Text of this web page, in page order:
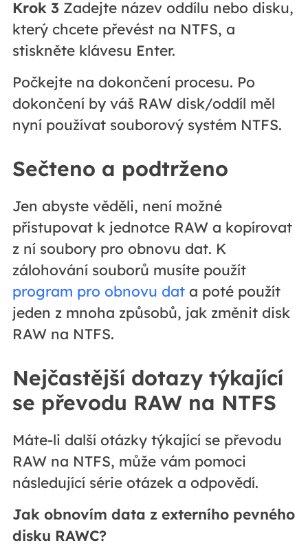
Krok 3Zadejte název oddílu nebo disku,
který chcete převést na NTFS, a
stiskněte klávesu Enter.
Počkejte na dokončení procesu. Po
dokončení by váš RAW disk/oddíl měl
nyní používat souborový systém NTFS.
Sečteno a podtrženo
Jen abyste věděli, není možné
přistupovat k jednotce RAW a kopírovat
z ní soubory pro obnovu dat. K
zálohování souborů musíte použít
program pro obnovu data poté použít
jeden z mnoha způsobů, jak změnit disk
RAW na NTFS.
Nejčastější dotazy týkající
se převodu RAW na NTFS
Máte-li další otázky týkající se převodu
RAW na NTFS, může vám pomoci
následující série otázek a odpovědí.
Jak obnovím data z externího pevného
disku RAWC?